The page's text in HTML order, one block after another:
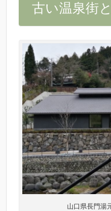
古い温泉街
山口県長門湯